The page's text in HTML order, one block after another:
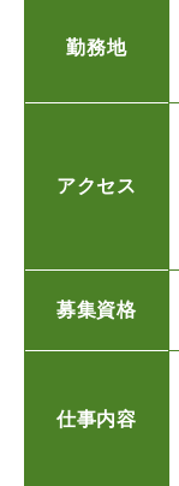
勤務地
アクセス
募集資格
仕事内容